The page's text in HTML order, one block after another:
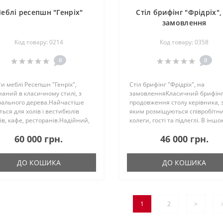
ресепшн "Генріх"
Код товару: 0214
0
меблі Ресепшн "Генріх",
в класичному стилі, з
дерева.Найчастіше
для холів і вестибюлів
кафе, ресторанів.Надійний,
максимум довіри вже
по Укр..
60 000 грн.
ДО КОШИКА
Стіл брифінг
замовлення
Код товару: 0358
0
Стіл брифінг "Фрідріх", на
замовленняКласичний
продовження столу керівника,
яким розміщуються
колеги, гості та підлеглі. В
величезний стіл, з великою
кількістю вільного
"..
46 000 грн.
ДО КОШИКА
1 2 >